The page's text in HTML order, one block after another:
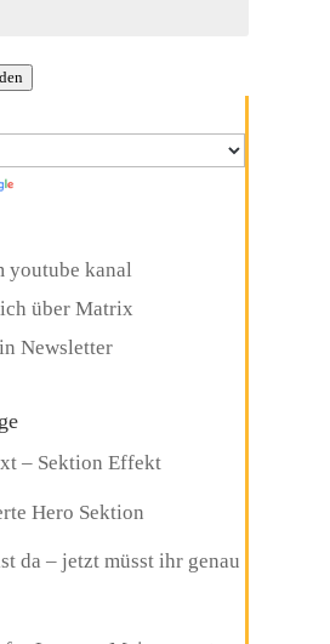
– Sektion Effekt
Hero Sektion
da – jetzt müsst ihr genau